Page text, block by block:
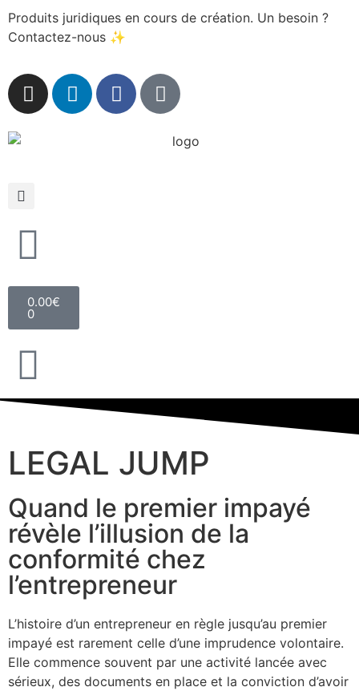
Produits juridiques en cours de création. Un besoin ?
Contactez-nous ✨
0.00€
0
LEGAL JUMP
Quand le premier impayé
révèle l’illusion de la
conformité chez
l’entrepreneur
L’histoire d’un entrepreneur en règle jusqu’au premier
impayé est rarement celle d’une imprudence volontaire.
Elle commence souvent par une activité lancée avec
sérieux, des documents en place et la conviction d’avoir